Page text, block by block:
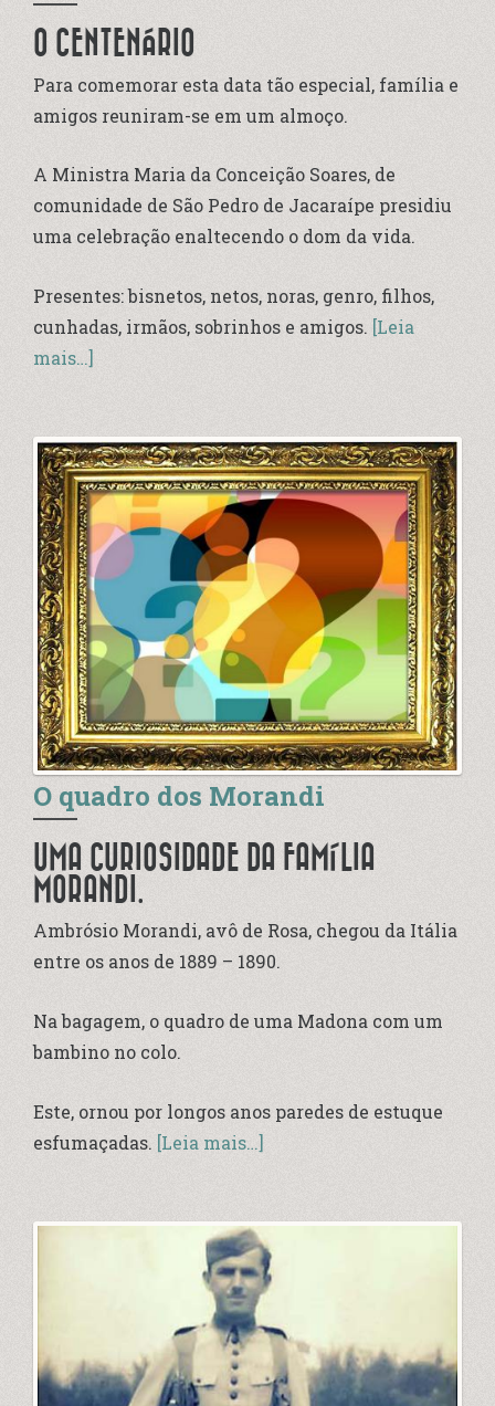
O CENTENÁRIO
Para comemorar esta data tão especial, família e
amigos reuniram-se em um almoço.
A Ministra Maria da Conceição Soares, de
comunidade de São Pedro de Jacaraípe presidiu
uma celebração enaltecendo o dom da vida.
Presentes: bisnetos, netos, noras, genro, filhos,
cunhadas, irmãos, sobrinhos e amigos. [Leia
mais…]
O quadro dos Morandi
UMA CURIOSIDADE DA FAMÍLIA
MORANDI.
Ambrósio Morandi, avô de Rosa, chegou da Itália
entre os anos de 1889 – 1890.
Na bagagem, o quadro de uma Madona com um
bambino no colo.
Este, ornou por longos anos paredes de estuque
esfumaçadas. [Leia mais…]